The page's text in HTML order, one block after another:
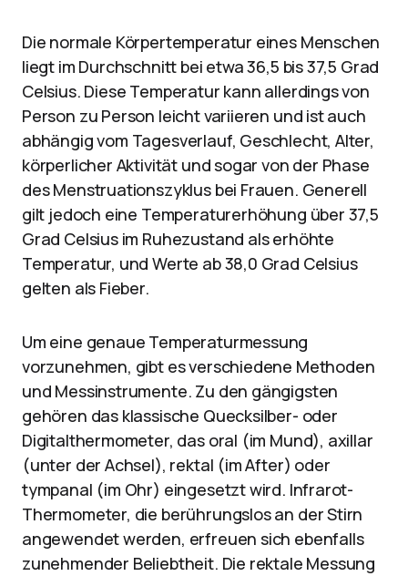
Die normale Körpertemperatur eines Menschen
liegt im Durchschnitt bei etwa 36,5 bis 37,5 Grad
Celsius. Diese Temperatur kann allerdings von
Person zu Person leicht variieren und ist auch
abhängig vom Tagesverlauf, Geschlecht, Alter,
körperlicher Aktivität und sogar von der Phase
des Menstruationszyklus bei Frauen. Generell
gilt jedoch eine Temperaturerhöhung über 37,5
Grad Celsius im Ruhezustand als erhöhte
Temperatur, und Werte ab 38,0 Grad Celsius
gelten als Fieber.
Um eine genaue Temperaturmessung
vorzunehmen, gibt es verschiedene Methoden
und Messinstrumente. Zu den gängigsten
gehören das klassische Quecksilber- oder
Digitalthermometer, das oral (im Mund), axillar
(unter der Achsel), rektal (im After) oder
tympanal (im Ohr) eingesetzt wird. Infrarot-
Thermometer, die berührungslos an der Stirn
angewendet werden, erfreuen sich ebenfalls
zunehmender Beliebtheit. Die rektale Messung